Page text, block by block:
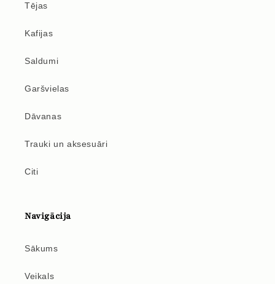
Tējas
Kafijas
Saldumi
Garšvielas
Dāvanas
Trauki un aksesuāri
Citi
Navigācija
Sākums
Veikals